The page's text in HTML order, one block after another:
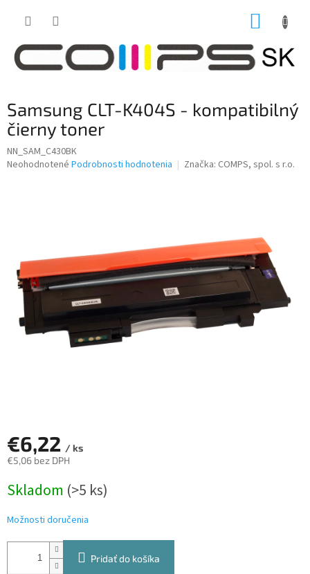
Samsung CLT-K404S - kompatibilný
čierny toner
NN_SAM_C430BK
Priemerné
hviezdičiek.
Neohodnotené Podrobnosti hodnotenia Značka: COMPS, spol. s r.o.
€6,22 / ks
€5,06 bez DPH
cena:
Skladom (>5 ks)
Možnosti doručenia
Pridať do košíka